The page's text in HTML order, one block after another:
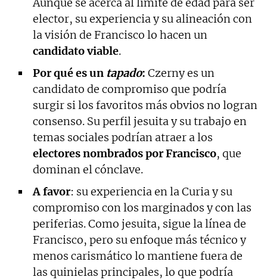
Aunque se acerca al límite de edad para ser
elector, su experiencia y su alineación con
la visión de Francisco lo hacen un
candidato viable.
Por qué es un tapado: Czerny es un
candidato de compromiso que podría
surgir si los favoritos más obvios no logran
consenso. Su perfil jesuita y su trabajo en
temas sociales podrían atraer a los
electores nombrados por Francisco, que
dominan el cónclave.
A favor: su experiencia en la Curia y su
compromiso con los marginados y con las
periferias. Como jesuita, sigue la línea de
Francisco, pero su enfoque más técnico y
menos carismático lo mantiene fuera de
las quinielas principales, lo que podría